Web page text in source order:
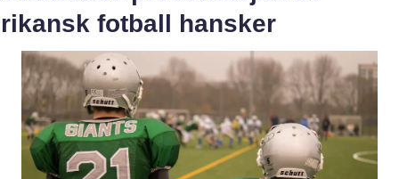
fotball hansker